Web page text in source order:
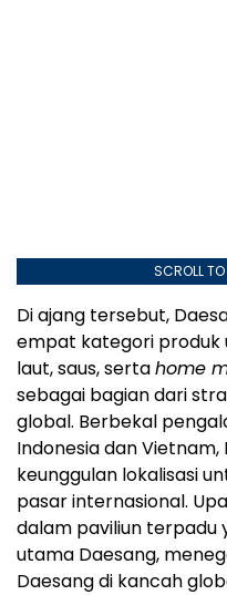
SCROLL
Di ajang tersebut,
empat kategori produk
laut, saus, sertahome
sebagai bagian dari
global. Berbekal
Indonesia dan
keunggulan lokalisasi
pasar internasional.
dalam paviliun terpadu
utama Daesang,
Daesang di kancah